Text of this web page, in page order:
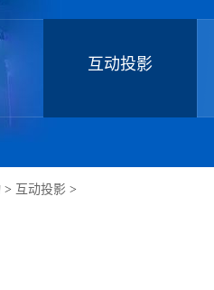
互动投影
> 互动投影 >